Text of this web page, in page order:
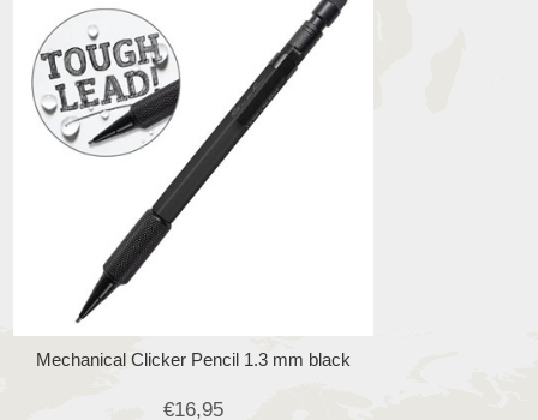
Mechanical Clicker Pencil 1.3 mm black
€16,95